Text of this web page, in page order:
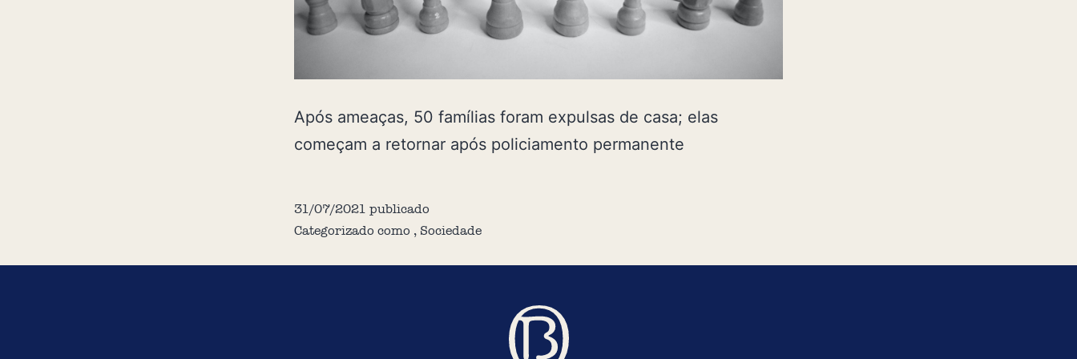
Após ameaças, 50 famílias foram expulsas de casa; elas
começam a retornar após policiamento permanente
31/07/2021 publicado
Categorizado como , Sociedade